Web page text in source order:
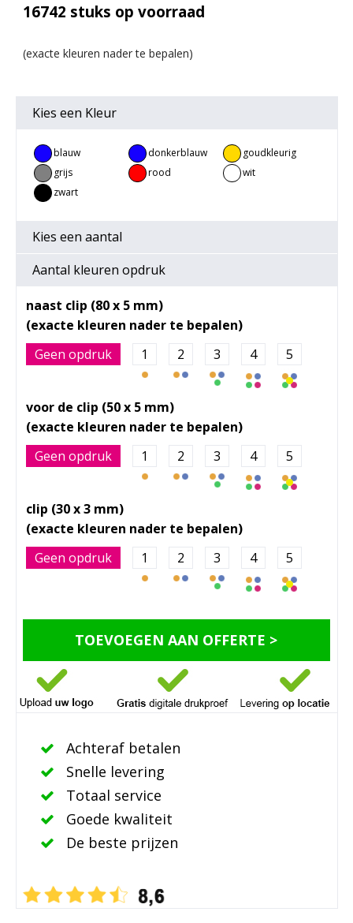
16742 stuks op voorraad
Kies een Kleur
blauw donkerblauw
goudkleurig
grijs
rood
wit
zwart
Kies een aantal
Aantal kleuren opdruk
naast clip (80 x 5 mm)
Geen opdruk 1 2 3 4 5
voor de clip (50 x 5 mm)
Geen opdruk 1 2 3 4 5
clip (30 x 3 mm)
Geen opdruk 1 2 3 4 5
TOEVOEGEN AAN OFFERTE >
Achteraf betalen
Snelle levering
Totaal service
Goede kwaliteit
De beste prijzen